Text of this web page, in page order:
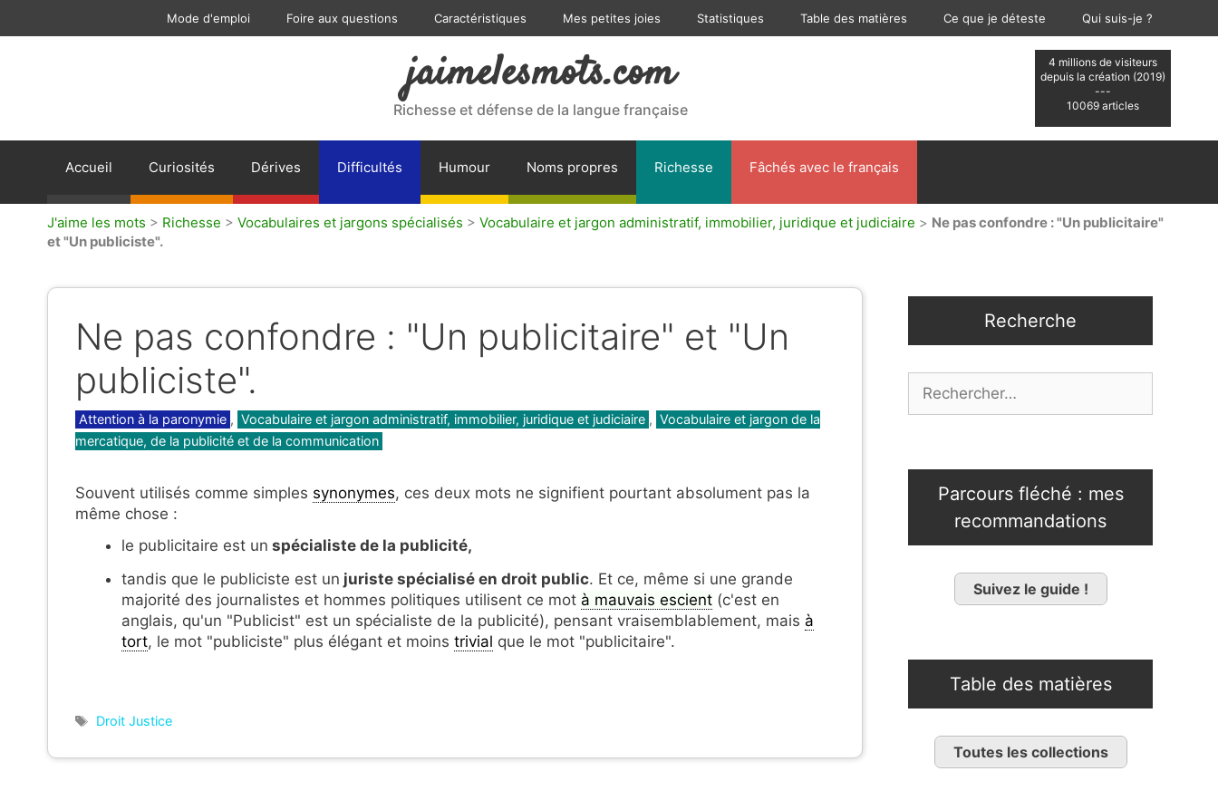
Mode d'emploi Foire aux questions Caractéristiques Mes petites joies Statistiques Table des matières Ce que je déteste Qui suis-je ?
4 millions de visiteurs
depuis la création (2019)
---
10069 articles
jaimelesmots.com
Richesse et défense de la langue française
Accueil Curiosités Dérives Difficultés Humour Noms propres Richesse Fâchés avec le français
J'aime les mots > Richesse > Vocabulaires et jargons spécialisés > Vocabulaire et jargon administratif, immobilier, juridique et judiciaire > Ne pas confondre : "Un publicitaire"
et "Un publiciste".
Ne pas confondre : "Un publicitaire" et "Un
publiciste".
Catégories
Attention à la paronymie , Vocabulaire et jargon administratif, immobilier, juridique et judiciaire , Vocabulaire et jargon de la
mercatique, de la publicité et de la communication
Souvent utilisés comme simples synonymes, ces deux mots ne signifient pourtant absolument pas la
même chose :
le publicitaire est un spécialiste de la publicité,
tandis que le publiciste est un juriste spécialisé en droit public. Et ce, même si une grande
majorité des journalistes et hommes politiques utilisent ce mot à mauvais escient (c'est en
anglais, qu'un "Publicist" est un spécialiste de la publicité), pensant vraisemblablement, mais à
tort, le mot "publiciste" plus élégant et moins trivial que le mot "publicitaire".
Étiquettes
Droit Justice
Recherche
Parcours fléché : mes
recommandations
Suivez le guide !
Table des matières
Toutes les collections